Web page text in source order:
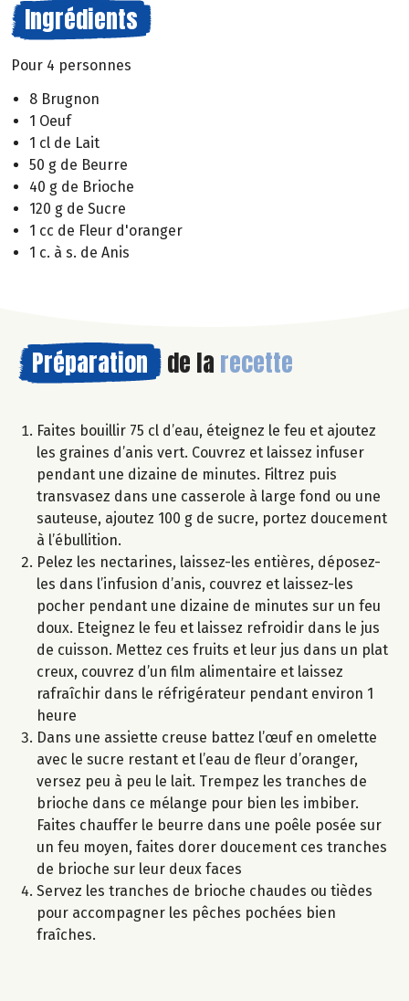
Ingrédients
Pour 4 personnes
8 Brugnon
1 Oeuf
1 cl de Lait
50 g de Beurre
40 g de Brioche
120 g de Sucre
1 cc de Fleur d'oranger
1 c. à s. de Anis
Préparation de la recette
Faites bouillir 75 cl d’eau, éteignez le feu et ajoutez
les graines d’anis vert. Couvrez et laissez infuser
pendant une dizaine de minutes. Filtrez puis
transvasez dans une casserole à large fond ou une
sauteuse, ajoutez 100 g de sucre, portez doucement
à l’ébullition.
Pelez les nectarines, laissez-les entières, déposez-
les dans l’infusion d’anis, couvrez et laissez-les
pocher pendant une dizaine de minutes sur un feu
doux. Eteignez le feu et laissez refroidir dans le jus
de cuisson. Mettez ces fruits et leur jus dans un plat
creux, couvrez d’un film alimentaire et laissez
rafraîchir dans le réfrigérateur pendant environ 1
heure
Dans une assiette creuse battez l’œuf en omelette
avec le sucre restant et l’eau de fleur d’oranger,
versez peu à peu le lait. Trempez les tranches de
brioche dans ce mélange pour bien les imbiber.
Faites chauffer le beurre dans une poêle posée sur
un feu moyen, faites dorer doucement ces tranches
de brioche sur leur deux faces
Servez les tranches de brioche chaudes ou tièdes
pour accompagner les pêches pochées bien
fraîches.